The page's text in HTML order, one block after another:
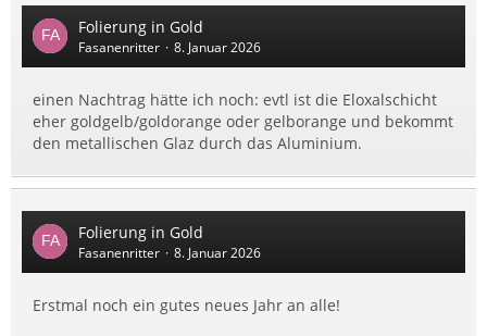
Folierung in Gold
Fasanenritter 8. Januar 2026
einen Nachtrag hätte ich noch: evtl ist die Eloxalschicht
eher goldgelb/goldorange oder gelborange und bekommt
den metallischen Glaz durch das Aluminium.
Folierung in Gold
Fasanenritter 8. Januar 2026
Erstmal noch ein gutes neues Jahr an alle!